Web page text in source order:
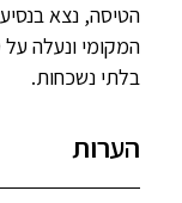
הטיסה, נצא
המקומי ונעלה
בלתי נשכחות.
הערות